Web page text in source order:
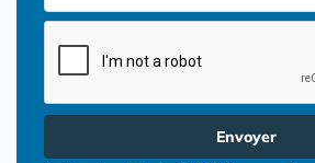
Envoyer